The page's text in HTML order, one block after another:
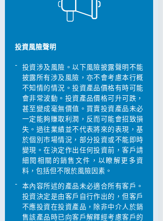
投資風險聲明
-
投資涉及風險。以下風險披露聲明不能
披露所有涉及風險，亦不會考慮本行概
不知情的情況。投資產品價格有時可能
會非常波動。投資產品價格可升可跌，
甚至變成毫無價值。買賣投資產品未必
一定能夠賺取利潤，反而可能會招致損
失。過往業績並不代表將來的表現，基
於個別巿場情況，部分投資或不能即時
變現。在決定作出任何投資前，客戶請
細閱相關的銷售文件，以瞭解更多資
料，包括但不限於風險因素。
-
本內容所述的產品未必適合所有客戶。
投資決定是由客戶自行作出的，但客戶
不應投資在投資產品，除非中介人於銷
售該產品時已向客戶解釋經考慮客戶的